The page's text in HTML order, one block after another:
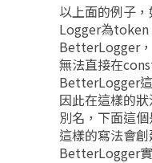
以上面的例子
Logger為token
BetterLogger
無法直接在
BetterLogger
因此在這樣的
別名，下面這
這樣的寫法會
BetterLogger實